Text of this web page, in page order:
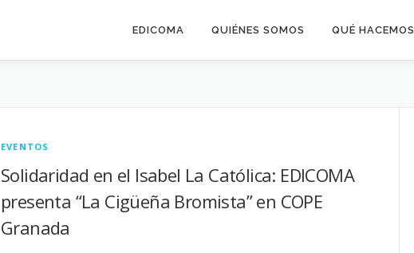
EDICOMA QUIÉNES SOMOS QUÉ HACEMOS
EVENTOS
Solidaridad en el Isabel La Católica: EDICOMA
presenta “La Cigüeña Bromista” en COPE
Granada